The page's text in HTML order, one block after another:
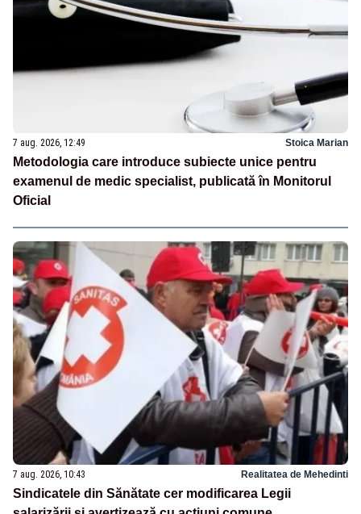
7 aug. 2026, 12:49 Stoica Marian
Metodologia care introduce subiecte unice pentru
examenul de medic specialist, publicată în Monitorul
Oficial
7 aug. 2026, 10:43 Realitatea de Mehedinti
Sindicatele din Sănătate cer modificarea Legii